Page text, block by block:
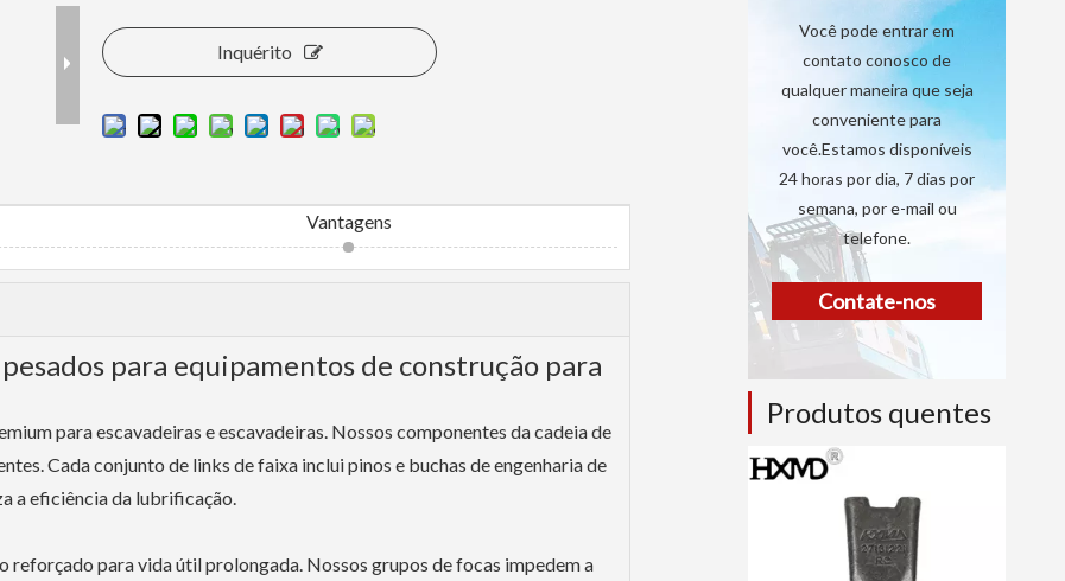
Inquérito
Vantagens
​​para equipamentos de construção para
para escavadeiras e escavadeiras. Nossos componentes da cadeia de
Cada conjunto de links de faixa inclui pinos e buchas de engenharia de
a eficiência da lubrificação.
reforçado para vida útil prolongada. Nossos grupos de focas impedem a
Você pode entrar em
contato conosco de
qualquer maneira que seja
conveniente para
você.Estamos disponíveis
24 horas por dia, 7 dias por
semana, por e-mail ou
telefone.
Contate-nos
Produtos quentes